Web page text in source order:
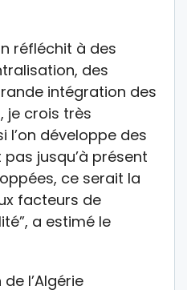
réfléchit à des
des
intégration des
je crois très
l’on développe des
jusqu’à présent
ce serait la
facteurs de
a estimé le
l’Algérie